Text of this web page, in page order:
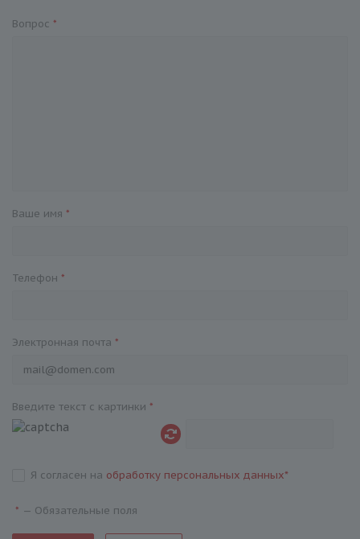
Вопрос *
Ваше имя *
Телефон *
Электронная почта *
Введите текст с картинки *
Я согласен на обработку персональных данных*
* — Обязательные поля